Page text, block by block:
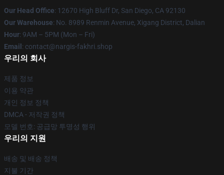
Our Head Office: 12670 High Bluff Dr, San Diego, CA 92130
Our Warehouse: No. 8989 Renmin Avenue, Xigang District, Dalian
Hour: 9AM – 5PM (Mon – Fri)
Email : contact@nargis-fakhri.shop
우리의 회사
제품 정보
이용 약관
개인 정보 정책
DMCA - 저작권 정책
모델 번호: 공급망 투명성 행위
우리의 지원
배송 및 배송 정책
지불 기간